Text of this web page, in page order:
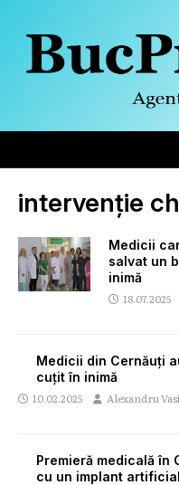
intervenție
Medicii
salvat un
inimă
18.07.2025
Medicii din Cernăuți
cuțit în inimă
10.02.2025 Alexandru
Premieră medicală în
cu un implant